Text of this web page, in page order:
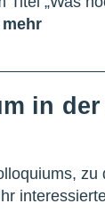
mehr
in
zu